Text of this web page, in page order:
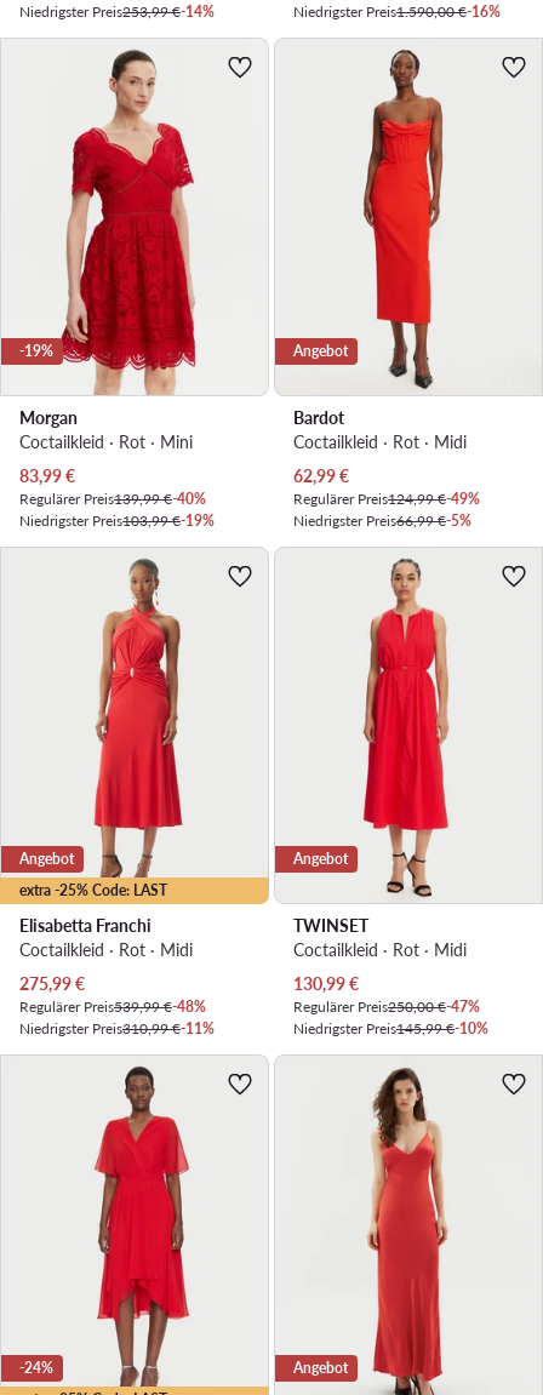
Niedrigster Preis253,99 €-14%
Niedrigster Preis1.590,00 €-16%
-19%
Morgan
Coctailkleid · Rot · Mini
Aktueller Preis
83,99€
Regulärer Preis139,99 €-40%
Niedrigster Preis103,99 €-19%
Angebot
Bardot
Coctailkleid · Rot · Midi
Aktueller Preis
62,99€
Regulärer Preis124,99 €-49%
Niedrigster Preis66,99 €-5%
extra -25% Code: LAST
Angebot
Elisabetta Franchi
Coctailkleid · Rot · Midi
Aktueller Preis
275,99€
Regulärer Preis539,99 €-48%
Niedrigster Preis310,99 €-11%
Angebot
TWINSET
Coctailkleid · Rot · Midi
Aktueller Preis
130,99€
Regulärer Preis250,00 €-47%
Niedrigster Preis145,99 €-10%
-24% Angebot